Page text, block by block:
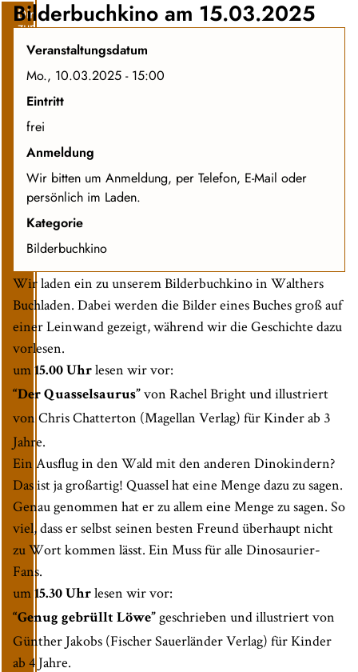
Direkt
zum
Bilderbuchkino am 15.03.2025
Veranstaltungsdatum
Mo., 10.03.2025 - 15:00
Eintritt
frei
Anmeldung
Wir bitten um Anmeldung, per Telefon, E-Mail oder
persönlich im Laden.
Kategorie
Bilderbuchkino
Wir laden ein zu unserem Bilderbuchkino in Walthers
Buchladen. Dabei werden die Bilder eines Buches groß auf
einer Leinwand gezeigt, während wir die Geschichte dazu
vorlesen.
um 15.00 Uhr lesen wir vor:
“Der Quasselsaurus” von Rachel Bright und illustriert
von Chris Chatterton (Magellan Verlag) für Kinder ab 3
Jahre.
Ein Ausflug in den Wald mit den anderen Dinokindern?
Das ist ja großartig! Quassel hat eine Menge dazu zu sagen.
Genau genommen hat er zu allem eine Menge zu sagen. So
viel, dass er selbst seinen besten Freund überhaupt nicht
zu Wort kommen lässt. Ein Muss für alle Dinosaurier-
Fans.
um 15.30 Uhr lesen wir vor:
“Genug gebrüllt Löwe” geschrieben und illustriert von
Günther Jakobs (Fischer Sauerländer Verlag) für Kinder
ab 4 Jahre.